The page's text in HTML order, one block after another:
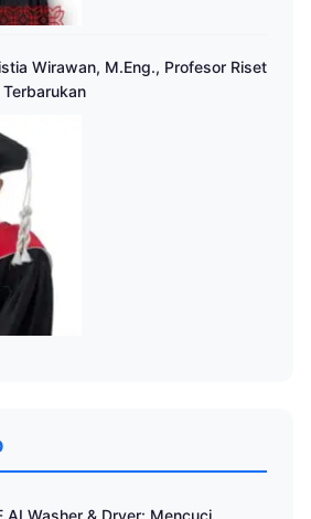
Wirawan, M.Eng., Profesor Riset